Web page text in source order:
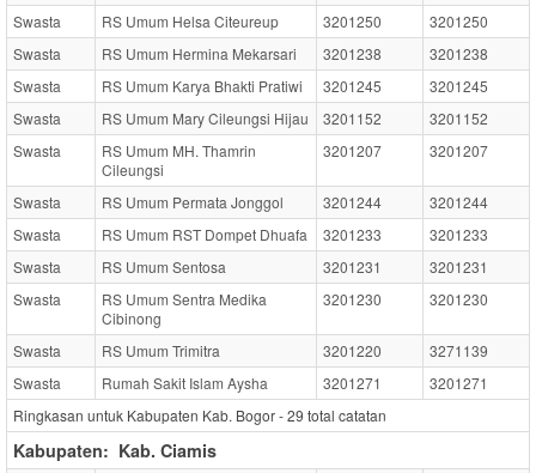
Swasta RS Umum Helsa Citeureup 3201250
3201250
Swasta
RS Umum Hermina Mekarsari 3201238
3201238
Swasta
RS Umum Karya Bhakti Pratiwi 3201245
3201245
Swasta
RS Umum Mary Cileungsi Hijau 3201152
3201152
Swasta
RS Umum MH. Thamrin
Cileungsi
3201207 3201207
Swasta RS Umum Permata Jonggol 3201244
3201244
Swasta
RS Umum RST Dompet Dhuafa 3201233
3201233
Swasta
RS Umum Sentosa 3201231
3201231
Swasta
RS Umum Sentra Medika
Cibinong
3201230 3201230
Swasta RS Umum Trimitra 3201220
3271139
Swasta
Rumah Sakit Islam Aysha 3201271
3201271
Ringkasan untuk Kabupaten Kab. Bogor -29 total catatan
Kabupaten: Kab. Ciamis